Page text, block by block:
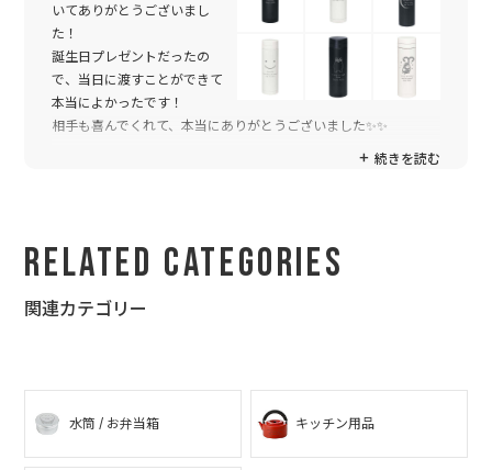
いてありがとうございまし
た！
誕生日プレゼントだったの
で、当日に渡すことができて
本当によかったです！
相手も喜んでくれて、本当にありがとうございました✨✨
続きを読む
Related Categories
関連カテゴリー
水筒 / お弁当箱 キッチン用品